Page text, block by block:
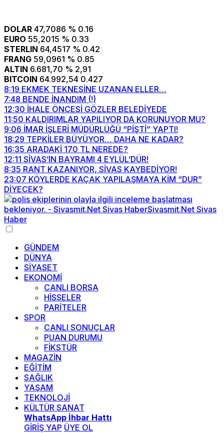
DOLAR 47,7086 % 0.16
EURO 55,2015 % 0.33
STERLIN 64,4517 % 0.42
FRANG 59,0961 % 0.85
ALTIN 6.681,70 % 2,91
BITCOIN 64.992,54 0.427
8:19 EKMEK TEKNESİNE UZANAN ELLER…
7:48 BENDE İNANDIM (!)
12:30 İHALE ÖNCESİ GÖZLER BELEDİYEDE
11:50 KALDIRIMLAR YAPILIYOR DA KORUNUYOR MU?
9:06 İMAR İŞLERİ MÜDÜRLÜĞÜ “PİŞTİ” YAPTI!
18:29 TEPKİLER BÜYÜYOR… DAHA NE KADAR?
16:35 ARADAKİ 170 TL NEREDE?
12:11 SİVAS’IN BAYRAMI 4 EYLÜL’DÜR!
8:35 RANT KAZANIYOR, SİVAS KAYBEDİYOR!
23:07 KÖYLERDE KAÇAK YAPILAŞMAYA KİM “DUR”
DİYECEK?
GÜNDEM
DÜNYA
SİYASET
EKONOMİ
CANLI BORSA
HİSSELER
PARİTELER
SPOR
CANLI SONUÇLAR
PUAN DURUMU
FİKSTÜR
MAGAZİN
EĞİTİM
SAĞLIK
YAŞAM
TEKNOLOJİ
KÜLTÜR SANAT
WhatsApp İhbar Hattı
GİRİŞ YAP ÜYE OL